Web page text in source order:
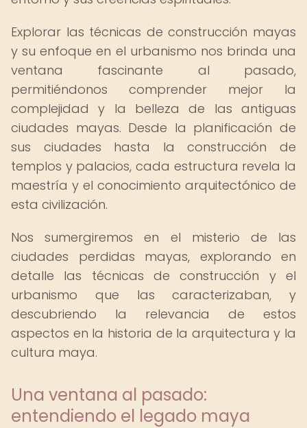
Explorar las técnicas de construcción mayas
y su enfoque en el urbanismo nos brinda una
ventana fascinante al pasado,
permitiéndonos comprender mejor la
complejidad y la belleza de las antiguas
ciudades mayas. Desde la planificación de
sus ciudades hasta la construcción de
templos y palacios, cada estructura revela la
maestría y el conocimiento arquitectónico de
esta civilización.
Nos sumergiremos en el misterio de las
ciudades perdidas mayas, explorando en
detalle las técnicas de construcción y el
urbanismo que las caracterizaban, y
descubriendo la relevancia de estos
aspectos en la historia de la arquitectura y la
cultura maya.
Una ventana al pasado:
entendiendo el legado maya